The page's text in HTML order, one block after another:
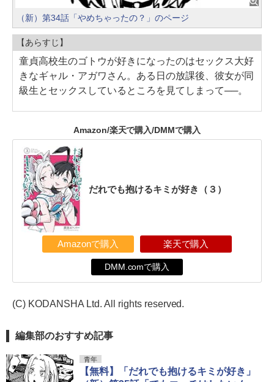
（新）第34話「やめちゃったの？」のページ
【あらすじ】
童貞高校生のゴトウが好きになったのはセックス大好
きなギャル・アガワさん。ある日の放課後、彼女が同
級生とセックスしているところを見てしまって──。
Amazon/楽天で購入/DMMで購入
だれでも抱けるキミが好き（３）
Amazonで購入 楽天で購入
DMM.comで購入
(C) KODANSHA Ltd. All rights reserved.
編集部のおすすめ記事
青年
【無料】「だれでも抱けるキミが好き」